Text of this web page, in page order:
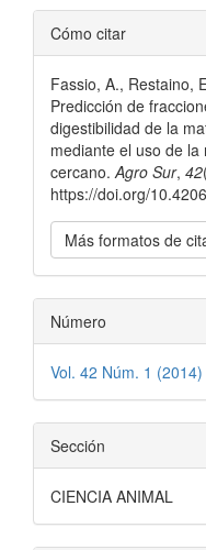
Detalles
del
artículo
Cómo citar
Fassio, A., Restaino,
Predicción de
digestibilidad de la
mediante el uso de
cercano. Agro Sur, 42
https://doi.org/
Más formatos de
Número
Vol. 42 Núm. 1 (2014)
Sección
CIENCIA ANIMAL